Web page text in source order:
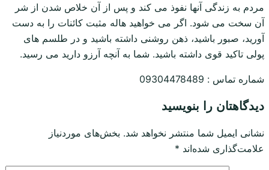
مردم به زندگی آنها نفوذ می کند و پس از آن خلاص شدن از شر
آن سخت می شود. اگر می خواهید هاله مثبت کائنات را به دست
آورید، صبور باشید، ذهن روشنی داشته باشید و در طلسم های
پولی تاکید قوی داشته باشید. شما به آنچه آرزو دارید می رسید.
شماره تماس : 09304478489
دیدگاهتان را بنویسید
نشانی ایمیل شما منتشر نخواهد شد. بخش‌های موردنیاز
علامت‌گذاری شده‌اند *